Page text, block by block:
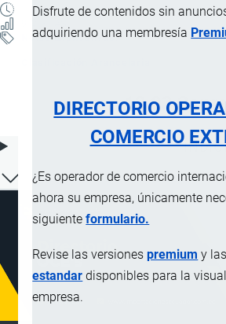
Disfrute de contenidos sin
adquiriendo una membresía
DIRECTORIO
COMERCIO
¿Es operador de comercio
ahora su empresa, únicamente
siguienteformulario.
Revise las versionespremium y
estandar disponibles para la
empresa.
1 MINUTO
Notas Explicativas
12.03